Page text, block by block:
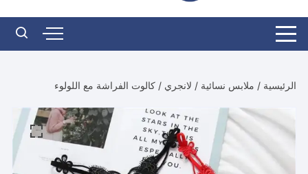
الرئيسية / ملابس نسائية / لانجري / كالوت الفراشة مع اللولوء